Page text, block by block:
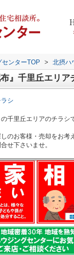
ンターTOP > 北摂ハ
布』千里丘エリア
シ
の千里丘エリアのチラシ
のお客様・売却をお考
せ下さいませ。